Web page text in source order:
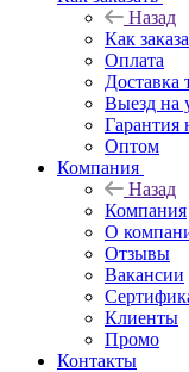
Назад
Как
Оплата
Доставка
Выезд на
Гарантия
Оптом
Компания
Назад
Компания
О
Отзывы
Вакансии
Клиенты
Промо
Контакты